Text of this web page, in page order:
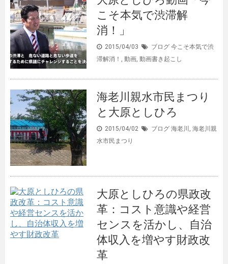
こそ本気で渋滞解
消！」
2015/04/03 ブログ 今こそ本気で渋
滞解消！ , 動画, 動画書き起こし
海老川親水市民まつり
と大原としひろ
2015/04/02 ブログ 海老川 , 海老川親
水市民まつり
大原としひろの県政改
革：コスト意識や経営
センスを活かし、自治
体収入を増やす財政改
革